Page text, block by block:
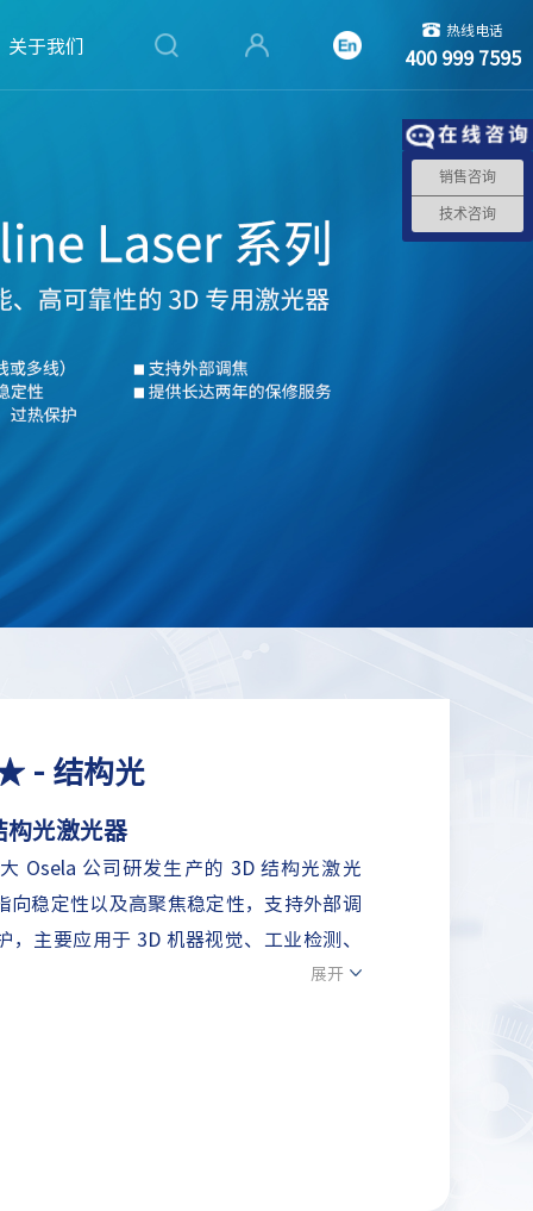
关于我们
热线电话
400 999 7595
- 结构光
光激光器
Osela 公司研发生产的 3D 结构光激光
向稳定性以及高聚焦稳定性，支持外部调
主要应用于 3D 机器视觉、工业检测、
展开
销售咨询
技术咨询